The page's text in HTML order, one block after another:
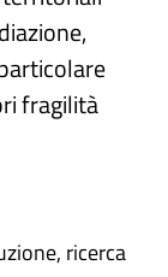
fragilità
ricerca